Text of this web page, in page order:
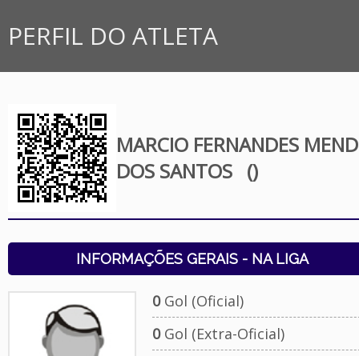
PERFIL DO ATLETA
MARCIO FERNANDES
DOS SANTOS ()
INFORMAÇÕES GERAIS - NA LIGA
0Gol (Oficial)
0Gol (Extra-Oficial)